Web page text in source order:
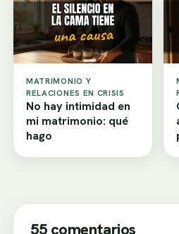
MATRIMONIO Y
RELACIONES EN CRISIS
No hay intimidad en
mi matrimonio: qué
hago
55 comentarios